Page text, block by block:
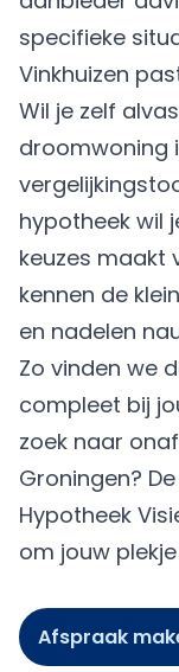
specifieke
Vinkhuizen
Wil je zelf
droomwoning
hypotheek wil
keuzes maakt
kennen de
en nadelen
Zo vinden we
compleet bij
zoek naar
Groningen?
Hypotheek
om jouw
Afspraak